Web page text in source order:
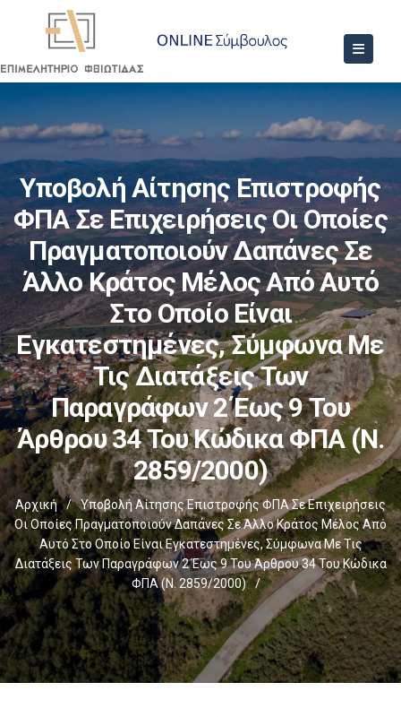
Υποβολή Αίτησης Επιστροφής
ΦΠΑ Σε Επιχειρήσεις Οι Οποίες
Πραγματοποιούν Δαπάνες Σε
Άλλο Κράτος Μέλος Από Αυτό
Στο Οποίο Είναι
Εγκατεστημένες, Σύμφωνα Με
Τις Διατάξεις Των
Παραγράφων 2 Έως 9 Του
Άρθρου 34 Του Κώδικα ΦΠΑ (ν.
2859/2000)
Αρχική /
Υποβολή Αίτησης Επιστροφής ΦΠΑ Σε Επιχειρήσεις
Οι Οποίες Πραγματοποιούν Δαπάνες Σε Άλλο Κράτος Μέλος Από
Αυτό Στο Οποίο Είναι Εγκατεστημένες, Σύμφωνα Με Τις
Διατάξεις Των Παραγράφων 2 Έως 9 Του Άρθρου 34 Του Κώδικα
ΦΠΑ (ν. 2859/2000)
/